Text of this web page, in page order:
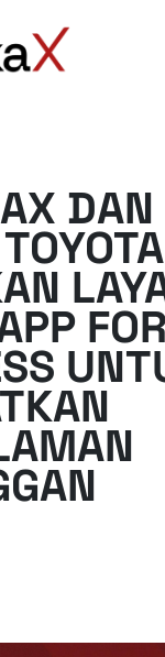
DAN
FOR